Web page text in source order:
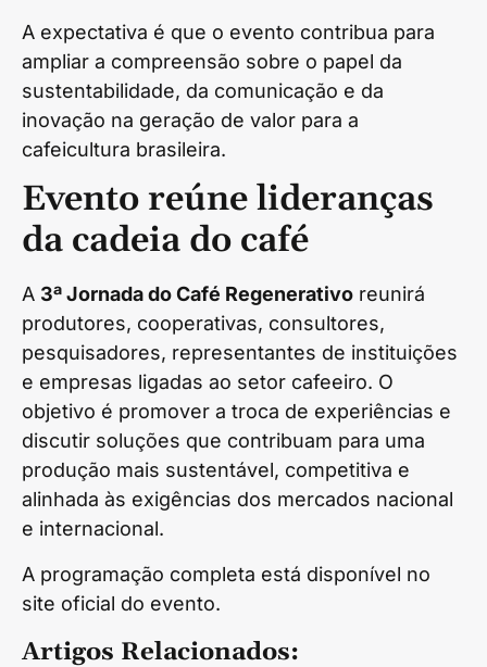
A expectativa é que o evento contribua para
ampliar a compreensão sobre o papel da
sustentabilidade, da comunicação e da
inovação na geração de valor para a
cafeicultura brasileira.
Evento reúne lideranças
da cadeia do café
A 3ª Jornada do Café Regenerativo reunirá
produtores, cooperativas, consultores,
pesquisadores, representantes de instituições
e empresas ligadas ao setor cafeeiro. O
objetivo é promover a troca de experiências e
discutir soluções que contribuam para uma
produção mais sustentável, competitiva e
alinhada às exigências dos mercados nacional
e internacional.
A programação completa está disponível no
site oficial do evento.
Artigos Relacionados: